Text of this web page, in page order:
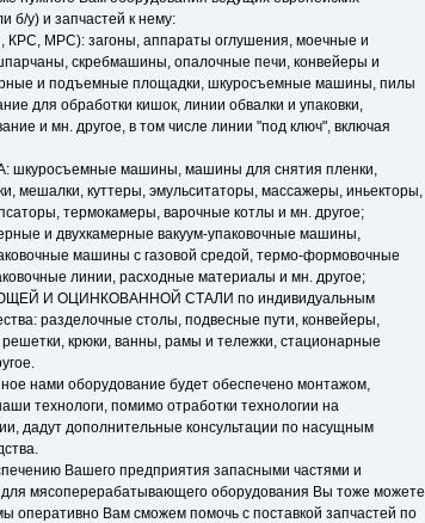
б/у) и запчастей к нему:
МРС): загоны, аппараты оглушения, моечные и
скребмашины, опалочные печи, конвейеры и
и подъемные площадки, шкуросъемные машины, пилы
для обработки кишок, линии обвалки и упаковки,
и мн. другое, в том числе линии "под ключ", включая
машины, машины для снятия пленки,
мешалки, куттеры, эмульситаторы, массажеры, иньекторы,
термокамеры, варочные котлы и мн. другое;
и двухкамерные вакуум-упаковочные машины,
машины с газовой средой, термо-формовочные
линии, расходные материалы и мн. другое;
И ОЦИНКОВАННОЙ СТАЛИ по индивидуальным
разделочные столы, подвесные пути, конвейеры,
крюки, ванны, рамы и тележки, стационарные
нами оборудование будет обеспечено монтажом,
технологи, помимо отработки технологии на
дадут дополнительные консультации по насущным
Вашего предприятия запасными частями и
мясоперерабатывающего оборудования Вы тоже можете
оперативно Вам сможем помочь с поставкой запчастей по